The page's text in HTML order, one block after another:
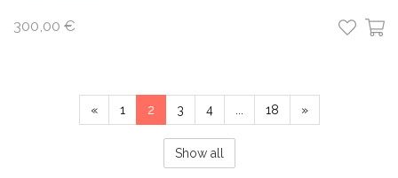
300,00 €
« 1 2 3 4 18 »
Show all